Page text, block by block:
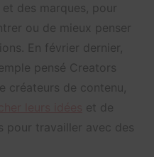
des marques, pour
ou de mieux penser
En février dernier,
pensé Creators
créateurs de contenu,
et de
pour travailler avec des